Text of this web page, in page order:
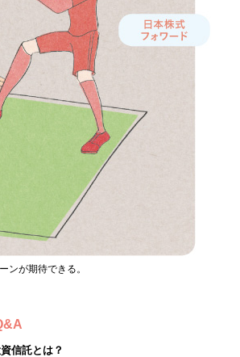
ンが期待できる。
信託とは？